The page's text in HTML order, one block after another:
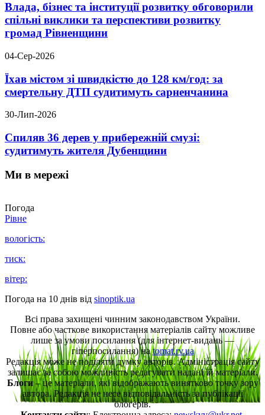
Влада, бізнес та інституції розвитку обговорили
спільні виклики та перспективи розвитку
громад Рівненщини
04-Сер-2026
Їхав містом зі швидкістю до 128 км/год: за
смертельну ДТП судитимуть сарненчанина
30-Лип-2026
Спиляв 36 дерев у прибережній смузі:
судитимуть жителя Дубенщини
Ми в мережі
Погода
Рівне
вологість:
тиск:
вітер:
Погода на 10 днів від sinoptik.ua
Всі права захищені чинним законодавством України.
Повне або часткове використання матеріалів сайту можливе
лише за умови посилання (для інтернет-видань —
гіперпосилання) наtomat.rv.ua
Редакція може не поділяти думку авторів. Адміністрація сайту
залишає за собою можливість редагувати надані їй матеріали.
Блоги– це матеріали, які відображають винятково точку зору
автора. Редакція не несе відповідальність за публікації
блогерів.